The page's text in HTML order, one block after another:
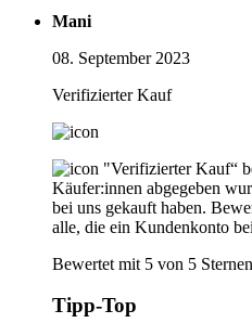
Mani
08. September 2023
Verifizierter Kauf
"Verifizierter Kauf“
Käufer:innen abgegeben
bei uns gekauft haben.
alle, die ein Kundenkonto
Bewertet mit 5 von 5
Tipp-Top